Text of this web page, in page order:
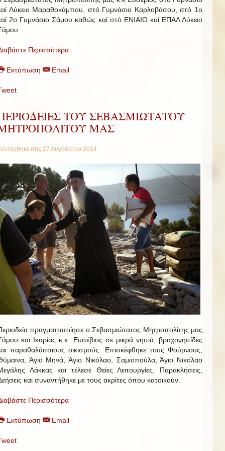
Λύκειο Μαραθοκάμπου, στό Γυμνάσιο Καρλοβάσου, στό 1ο
2ο Γυμνάσιο Σάμου καθώς καί στό ΕΝΙΑΙΟ καί ΕΠΑΛ Λύκειο
Περισσότερα
Εκτύπωση Email
ΤΟΥ ΣΕΒΑΣΜΙΩΤΑΤΟΥ
ΜΑΣ
στις 27 Αυγούστου 2014
πραγματοποίησε ο Σεβασμιώτατος Μητροπολίτης μας
και Ικαρίας κ.κ. Ευσέβιος σε μικρά νησιά, βραχονησίδες
παραθαλάσσιους οικισμούς. Επισκέφθηκε τους Φούρνους,
Άγιο Μηνά, Άγιο Νικόλαο, Σαμιοπούλα, Άγιο Νικόλαο
Λάκκας και τέλεσε Θείες Λειτουργίες, Παρακλήσεις,
και συναντήθηκε με τους ακρίτες όπου κατοικούν.
Περισσότερα
Εκτύπωση Email